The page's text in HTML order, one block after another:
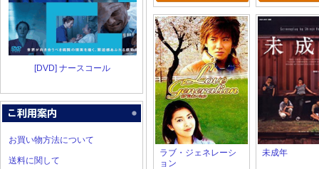
[DVD] ナースコール
お買い物方法について
送料に関して
ラブ・ジェネレーシ
ョン
未成年